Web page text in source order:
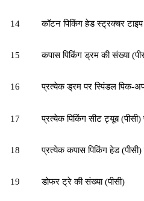
14 कॉटन पिकिंग हेड स्ट्रक्चर टाइप
15 कपास पिकिंग ड्रम की संख्या
16 प्रत्येक ड्रम पर स्पिंडल पिक-
17 प्रत्येक पिकिंग सीट ट्यूब
18 प्रत्येक कपास पिकिंग हेड
19 डोफर ट्रे की संख्या (पीसी)